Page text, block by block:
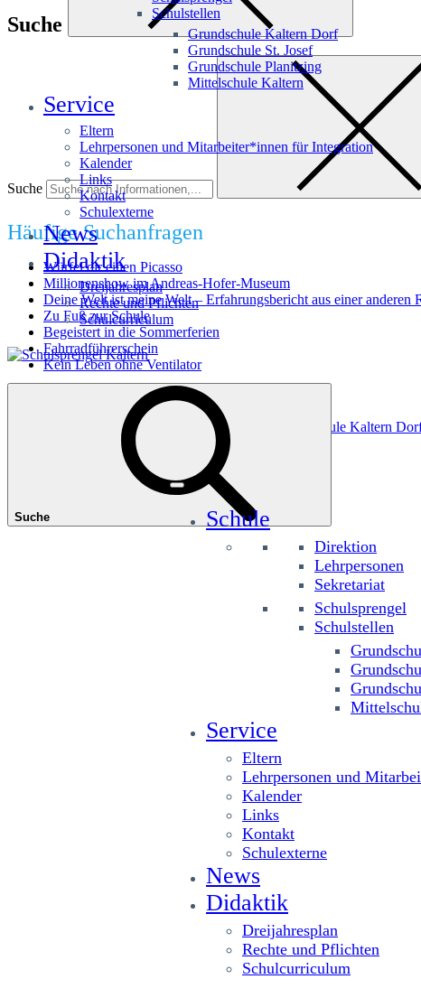
Schulstellen
Grundschule Kaltern Dorf
Grundschule St. Josef
Grundschule Planitzing
Mittelschule Kaltern
Service
Eltern
Lehrpersonen und Mitarbeiter*innen für Integration
Kalender
Links
Kontakt
Schulexterne
News
Didaktik
Dreijahresplan
Rechte und Pflichten
Schulcurriculum
Suche Schule
Direktion
Lehrpersonen
Sekretariat
Schulsprengel
Schulstellen
Service
Eltern
Lehrpersonen und
Kalender
Links
Kontakt
Schulexterne
News
Didaktik
Dreijahresplan
Rechte und Pflichten
Schulcurriculum
Suche
Suche
Häufige Suchanfragen
Würfel dir einen Picasso
Millionenshow im Andreas-Hofer-Museum
Deine Welt ist meine Welt – Erfahrungsbericht aus einer anderen
Zu Fuß zur Schule
Begeistert in die Sommerferien
Fahrradführerschein
Kein Leben ohne Ventilator
Das könnte Sie interessieren
Grundschule Planitzing Grundschule St. Josef Grundschule Kaltern